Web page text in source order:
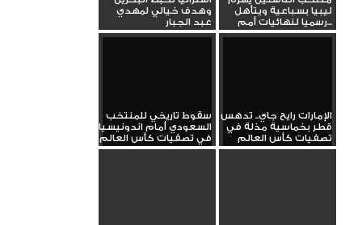
ليبيا بسباعية ويتأهل
رسميا لنهائيات أمم...
وهدف خيالي لمهدي
عبد الجبار
الإمارات رايح جاي.. تدهس
قطر بخماسية مذلة في
تصفيات كأس العالم
سقوط تاريخي للمنتخب
السعودي أمام اندونيسيا
في تصفيات كأس العالم